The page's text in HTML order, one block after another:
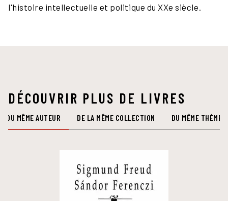
l'histoire intellectuelle et politique du XXe siècle.
DÉCOUVRIR PLUS DE LIVRES
DU MÊME AUTEUR DE LA MÊME COLLECTION DU MÊME THÈME